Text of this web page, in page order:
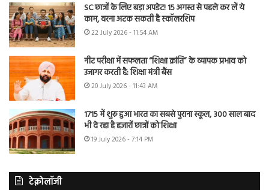
SC छात्रों के लिए बड़ा अपडेट! 15 अगस्त से पहले कर लें ये
काम, वरना अटक सकती है स्कॉलरशिप
22 July 2026 - 11:54 AM
नीट परीक्षा में सफलता “शिक्षा क्रांति” के व्यापक प्रभाव को
उजागर करती है: शिक्षा मंत्री बैंस
20 July 2026 - 11:43 AM
1715 में शुरू हुआ भारत का सबसे पुराना स्कूल, 300 साल बाद
भी दे रहा है हजारों छात्रों को शिक्षा
19 July 2026 - 7:14 PM
टेक्नोलॉजी